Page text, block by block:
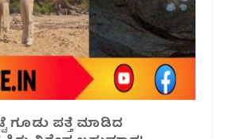
ಗೂಡು ಪತ್ತೆ ಮಾಡಿದ